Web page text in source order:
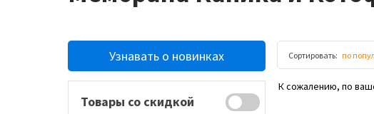
Узнавать о новинках
Товары со скидкой
Сортировать: по
К сожалению, по